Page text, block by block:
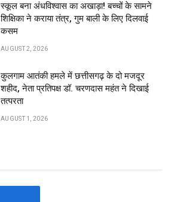
स्कूल बना अंधविश्वास का अखाड़ा! बच्चों के सामने
शिक्षिका ने कराया तंत्र, गुम बाली के लिए दिलवाई
कसम
AUGUST 2, 2026
कुलगाम आतंकी हमले में छत्तीसगढ़ के दो मजदूर
शहीद, नेता प्रतिपक्ष डॉ. चरणदास महंत ने दिखाई
तत्परता
AUGUST 1, 2026